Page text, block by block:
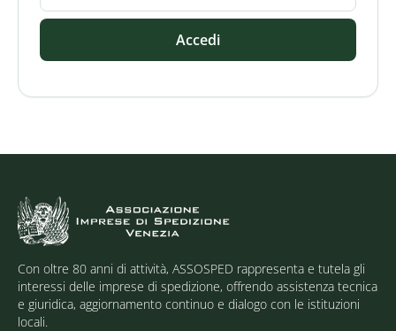
Accedi
Con oltre 80 anni di attività, ASSOSPED rappresenta e tutela gli
interessi delle imprese di spedizione, offrendo assistenza tecnica
e giuridica, aggiornamento continuo e dialogo con le istituzioni
locali.